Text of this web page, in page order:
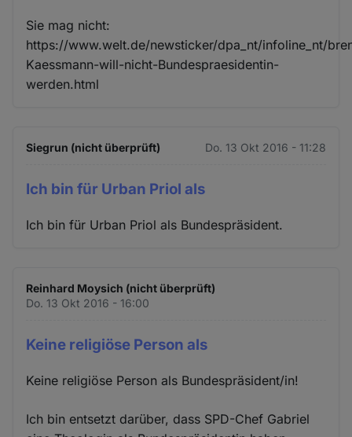
Sie mag nicht:
https://www.welt.de/newsticker/dpa_nt/infoline_nt/
Kaessmann-will-nicht-Bundespraesidentin-
werden.html
Siegrun (nicht überprüft) Do. 13 Okt 2016 - 11:28
Ich bin für Urban Priol als
Ich bin für Urban Priol als Bundespräsident.
Reinhard Moysich (nicht überprüft)
Do. 13 Okt 2016 - 16:00
Keine religiöse Person als
Keine religiöse Person als Bundespräsident/in!
Ich bin entsetzt darüber, dass SPD-Chef Gabriel